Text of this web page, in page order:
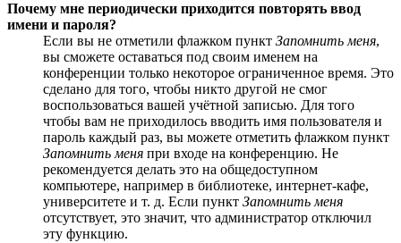
Почему мне периодически приходится повторять ввод
имени и пароля?
Если вы не отметили флажком пункт Запомнить меня,
вы сможете оставаться под своим именем на
конференции только некоторое ограниченное время. Это
сделано для того, чтобы никто другой не смог
воспользоваться вашей учётной записью. Для того
чтобы вам не приходилось вводить имя пользователя и
пароль каждый раз, вы можете отметить флажком пункт
Запомнить меня при входе на конференцию. Не
рекомендуется делать это на общедоступном
компьютере, например в библиотеке, интернет-кафе,
университете и т. д. Если пункт Запомнить меня
отсутствует, это значит, что администратор отключил
эту функцию.